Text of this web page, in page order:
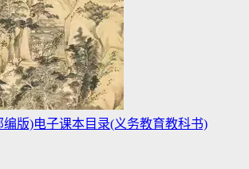
编版)电子课本目录(义务教育教科书)